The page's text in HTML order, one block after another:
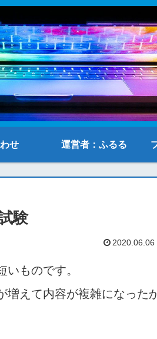
せ 運営者：ふるる
験
2020.06.06
ものです。
増えて内容が複雑になった